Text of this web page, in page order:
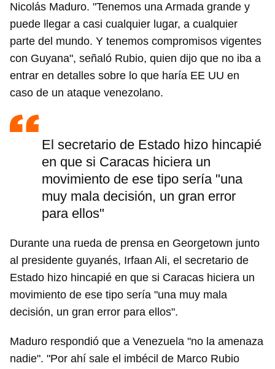
Nicolás Maduro. "Tenemos una Armada grande y
puede llegar a casi cualquier lugar, a cualquier
parte del mundo. Y tenemos compromisos vigentes
con Guyana", señaló Rubio, quien dijo que no iba a
entrar en detalles sobre lo que haría EE UU en
caso de un ataque venezolano.
El secretario de Estado hizo hincapié
en que si Caracas hiciera un
movimiento de ese tipo sería "una
muy mala decisión, un gran error
para ellos"
Durante una rueda de prensa en Georgetown junto
al presidente guyanés, Irfaan Ali, el secretario de
Estado hizo hincapié en que si Caracas hiciera un
movimiento de ese tipo sería "una muy mala
decisión, un gran error para ellos".
Maduro respondió que a Venezuela "no la amenaza
nadie". "Por ahí sale el imbécil de Marco Rubio